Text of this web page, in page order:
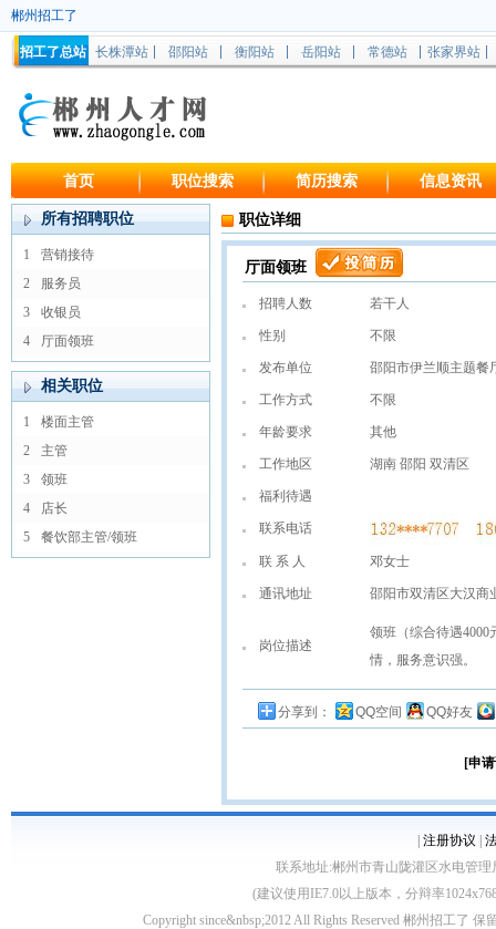
郴州招工了
招工了总站 长株潭站 邵阳站 衡阳站 岳阳站 常德站 张家界站
首页 职位搜索 简历搜索 信息资讯
所有招聘职位
1
营销接待
2
服务员
3
收银员
4
厅面领班
相关职位
1
楼面主管
2
主管
3
领班
4
店长
5
餐饮部主管/领班
职位详细
厅面领班
招聘人数 若干人
性别 不限
发布单位 邵阳市伊兰顺主题餐
工作方式 不限
年龄要求 其他
工作地区 湖南 邵阳 双清区
福利待遇
联系电话
联 系 人 邓女士
通讯地址 邵阳市双清区大汉商
岗位描述
领班（综合待遇
情，服务意识强。
分享到： QQ空间 QQ好友
[申
注册协议
联系地址:郴州市青山陇灌区水电管理
(建议使用IE7.0以上版本，分辩率
Copyright since&nbsp;2012 All Rights Reserved 郴州招工了